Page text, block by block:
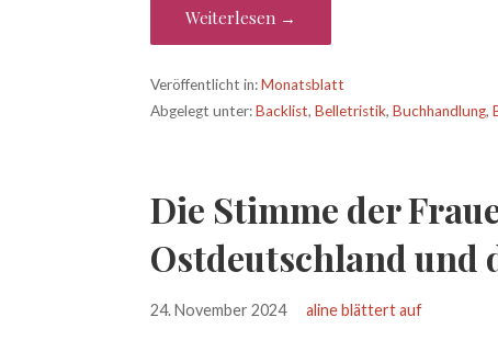
Weiterlesen →
Veröffentlicht in:Monatsblatt
Abgelegt unter:Backlist,Belletristik,Buchhandlung,
Die Stimme der
Ostdeutschland und
24. November 2024 aline blättert auf